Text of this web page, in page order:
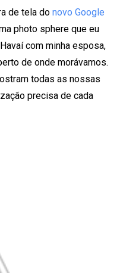
de tela do novo Google
photo sphere que eu
com minha esposa,
de onde morávamos.
todas as nossas
precisa de cada